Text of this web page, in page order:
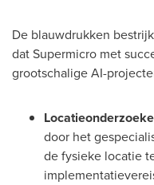
De blauwdrukken
dat Supermicro met
grootschalige AI-
door het
de fysieke locatie